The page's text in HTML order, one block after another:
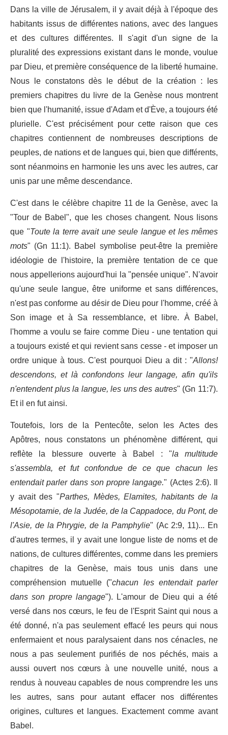
Dans la ville de Jérusalem, il y avait déjà à l'époque des
habitants issus de différentes nations, avec des langues
et des cultures différentes. Il s'agit d'un signe de la
pluralité des expressions existant dans le monde, voulue
par Dieu, et première conséquence de la liberté humaine.
Nous le constatons dès le début de la création : les
premiers chapitres du livre de la Genèse nous montrent
bien que l'humanité, issue d'Adam et d'Ève, a toujours été
plurielle. C'est précisément pour cette raison que ces
chapitres contiennent de nombreuses descriptions de
peuples, de nations et de langues qui, bien que différents,
sont néanmoins en harmonie les uns avec les autres, car
unis par une même descendance.
C'est dans le célèbre chapitre 11 de la Genèse, avec la
"Tour de Babel", que les choses changent. Nous lisons
que "Toute la terre avait une seule langue et les mêmes
mots" (Gn 11:1). Babel symbolise peut-être la première
idéologie de l'histoire, la première tentation de ce que
nous appellerions aujourd'hui la "pensée unique". N'avoir
qu'une seule langue, être uniforme et sans différences,
n'est pas conforme au désir de Dieu pour l'homme, créé à
Son image et à Sa ressemblance, et libre. À Babel,
l'homme a voulu se faire comme Dieu - une tentation qui
a toujours existé et qui revient sans cesse - et imposer un
ordre unique à tous. C'est pourquoi Dieu a dit : "Allons!
descendons, et là confondons leur langage, afin qu'ils
n'entendent plus la langue, les uns des autres" (Gn 11:7).
Et il en fut ainsi.
Toutefois, lors de la Pentecôte, selon les Actes des
Apôtres, nous constatons un phénomène différent, qui
reflète la blessure ouverte à Babel : "la multitude
s'assembla, et fut confondue de ce que chacun les
entendait parler dans son propre langage." (Actes 2:6). Il
y avait des "Parthes, Mèdes, Elamites, habitants de la
Mésopotamie, de la Judée, de la Cappadoce, du Pont, de
l'Asie, de la Phrygie, de la Pamphylie" (Ac 2:9, 11)... En
d'autres termes, il y avait une longue liste de noms et de
nations, de cultures différentes, comme dans les premiers
chapitres de la Genèse, mais tous unis dans une
compréhension mutuelle ("chacun les entendait parler
dans son propre langage"). L'amour de Dieu qui a été
versé dans nos cœurs, le feu de l'Esprit Saint qui nous a
été donné, n'a pas seulement effacé les peurs qui nous
enfermaient et nous paralysaient dans nos cénacles, ne
nous a pas seulement purifiés de nos péchés, mais a
aussi ouvert nos cœurs à une nouvelle unité, nous a
rendus à nouveau capables de nous comprendre les uns
les autres, sans pour autant effacer nos différentes
origines, cultures et langues. Exactement comme avant
Babel.